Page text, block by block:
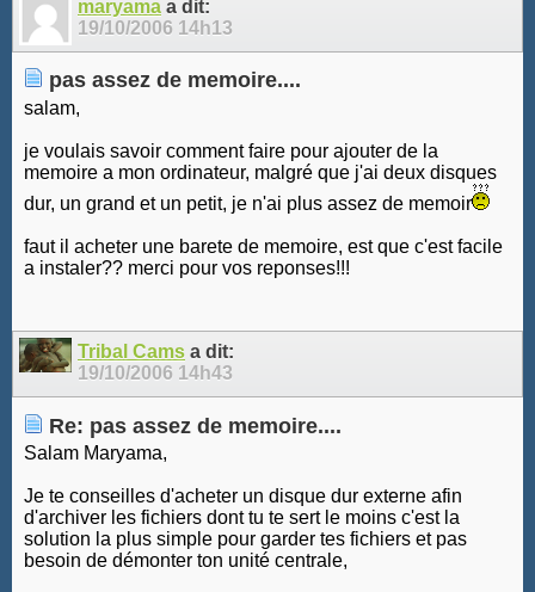
maryama a dit:
19/10/2006 14h13
pas assez de memoire....
salam,
je voulais savoir comment faire pour ajouter de la
memoire a mon ordinateur, malgré que j'ai deux disques
dur, un grand et un petit, je n'ai plus assez de memoir
faut il acheter une barete de memoire, est que c'est facile
a instaler?? merci pour vos reponses!!!
Tribal Cams a dit:
19/10/2006 14h43
Re: pas assez de memoire....
Salam Maryama,
Je te conseilles d'acheter un disque dur externe afin
d'archiver les fichiers dont tu te sert le moins c'est la
solution la plus simple pour garder tes fichiers et pas
besoin de démonter ton unité centrale,